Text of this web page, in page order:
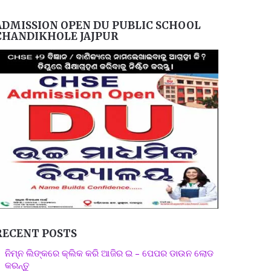
OPEN DU PUBLIC SCHOOL
JAJPUR
POSTS
ନିମ୍ନ ଲିଙ୍କରେ କ୍ଲିକ କରି ଆଜିର ଇ – ପେପର ଡାଉନ ଲୋଡ
କରନ୍ତୁ